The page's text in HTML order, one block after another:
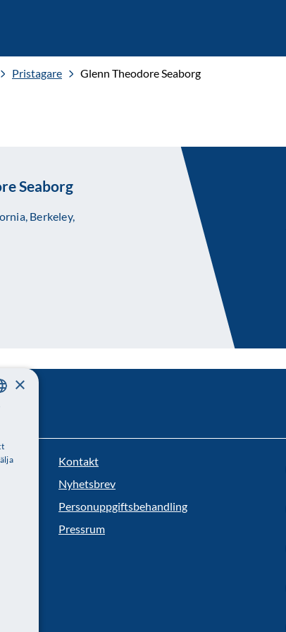
Pristagare Glenn Theodore Seaborg
Seaborg
Berkeley,
Kontakt
Nyhetsbrev
Personuppgiftsbehandling
Pressrum
×